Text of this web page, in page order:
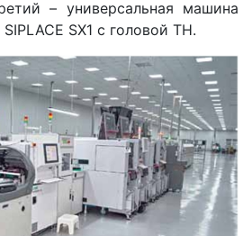
– универсальная машина
SX1 с головой ТН.